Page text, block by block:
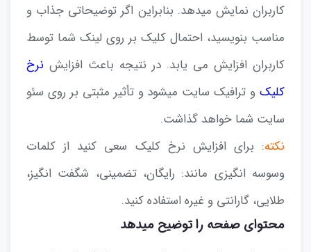
کاربران نمایش میدهد. بنابراین اگر توضیحاتی جذاب و
مناسب بنویسید، احتمال کلیک بر روی لینک شما توسط
کاربران افزایش می یابد. در نتیجه باعث افزایشنرخ
کلیکو ترافیک سایت میشود و تأثیر مثبتی بر روی سئو
سایت شما خواهد گذاشت.
نکته: برای افزایش نرخ کلیک سعی کنید از کلمات
وسوسه انگیزی مانند: رایگان، تضمینی، شگفت انگیز،
طلایی، گارانتی و غیره استفاده کنید.
محتوای صفحه را توضیح میدهد